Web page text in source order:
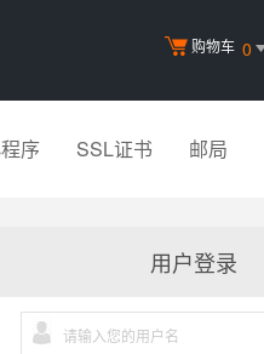
购物车 0
序 SSL证书 邮局
用户登录